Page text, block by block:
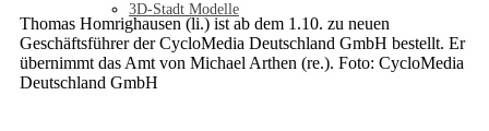
3D-Stadt Modelle
Thomas Homrighausen (li.) ist ab dem 1.10. zu neuen
Geschäftsführer der CycloMedia Deutschland GmbH bestellt. Er
übernimmt das Amt von Michael Arthen (re.). Foto: CycloMedia
Deutschland GmbH